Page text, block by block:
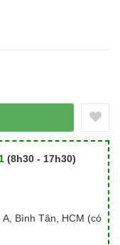
(8h30 - 17h30)
Bình Tân, HCM (có